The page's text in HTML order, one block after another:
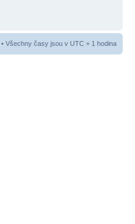
• Všechny časy jsou v UTC + 1 hodina